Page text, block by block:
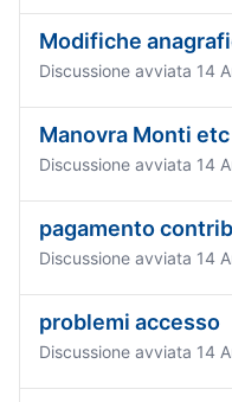
Modifiche
Discussione avviata 14
Manovra Monti etc
Discussione avviata 14
pagamento
Discussione avviata 14
problemi accesso
Discussione avviata 14